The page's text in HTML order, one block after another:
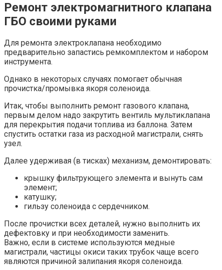
Ремонт электромагнитного клапана
ГБО своими руками
Для ремонта электроклапана необходимо
предварительно запастись ремкомплектом и набором
инструмента.
Однако в некоторых случаях помогает обычная
прочистка/промывка якоря соленоида.
Итак, чтобы выполнить ремонт газового клапана,
первым делом надо закрутить вентиль мультиклапана
для перекрытия подачи топлива из баллона. Затем
спустить остатки газа из расходной магистрали, снять
узел.
Далее удерживая (в тисках) механизм, демонтировать:
крышку фильтрующего элемента и вынуть сам
элемент;
катушку;
гильзу соленоида с сердечником.
После прочистки всех деталей, нужно выполнить их
дефектовку и при необходимости заменить.
Важно, если в системе используются медные
магистрали, частицы окиси таких трубок чаще всего
являются причиной залипания якоря соленоида.